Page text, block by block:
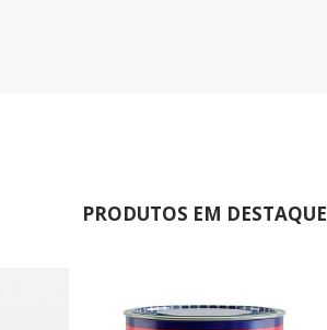
PRODUTOS EM DESTAQUE